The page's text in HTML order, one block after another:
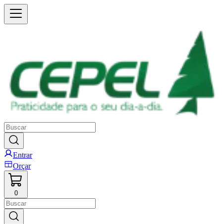
Entrar
Orçar
0